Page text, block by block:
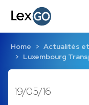
Home
Actualités
Luxembourg
19/05/16